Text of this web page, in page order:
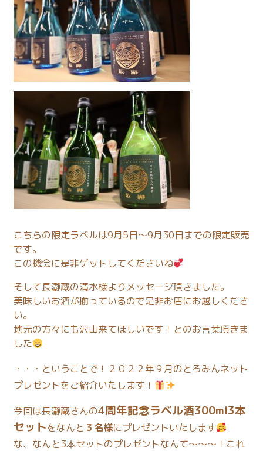
こちらの限定ラベルは9月5日～9月30日までの限定販売
です。
この機会に是非ゲットしてくださいね
そして長瀞蔵の清水様よりメッセージ頂きました。
美味しいお酒が揃っているので是非お店にお越しくださ
い。
地元の方々にも沢山来てほしいです！とのお言葉頂きま
した
・・・ということで！２０２２年９月のとろみんネット
プレゼントをご紹介いたします！
今回は長瀞蔵さんの4周年記念ラベル酒300ml3本
セットをなんと ３名様にプレゼントいたします
な、なんと3本セットのプレゼントなんて～～～！これ